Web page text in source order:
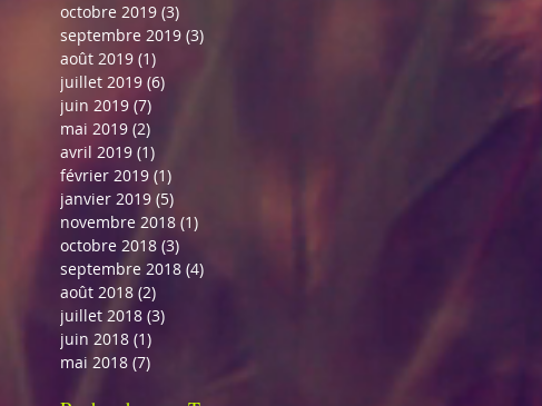
octobre 2019 (3)
septembre 2019 (3)
août 2019 (1)
juillet 2019 (6)
juin 2019 (7)
mai 2019 (2)
avril 2019 (1)
février 2019 (1)
janvier 2019 (5)
novembre 2018 (1)
octobre 2018 (3)
septembre 2018 (4)
août 2018 (2)
juillet 2018 (3)
juin 2018 (1)
mai 2018 (7)